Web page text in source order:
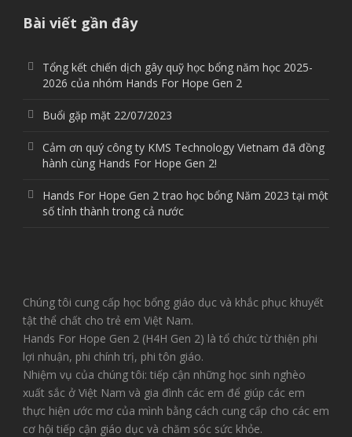
Bài viết gần đây
Tổng kết chiến dịch gây quỹ học bổng năm học 2025-
2026 của nhóm Hands For Hope Gen 2
Buổi gặp mặt 22/07/2023
Cảm ơn quý công ty KMS Technology Vietnam đã đồng
hành cùng Hands For Hope Gen 2!
Hands For Hope Gen 2 trao học bổng Năm 2023 tại một
số tỉnh thành trong cả nước
Chúng tôi cung cấp học bổng giáo dục và khắc phục khuyết
tật thể chất cho trẻ em Việt Nam.
Hands For Hope Gen 2 (H4H Gen 2) là tổ chức từ thiện phi
lợi nhuận, phi chính trị, phi tôn giáo.
Nhiệm vụ của chúng tôi: tiếp cận những học sinh nghèo
xuất sắc ở Việt Nam và gia đình các em để giúp các em
thực hiện ước mơ của mình bằng cách cung cấp cho các em
cơ hội tiếp cận giáo dục và chăm sóc sức khỏe.